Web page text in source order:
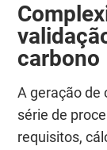
carbono
A geração de
série de
requisitos,